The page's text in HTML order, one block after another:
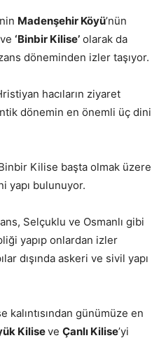
Madenşehir Köyü’nün
‘Binbir Kilise’ olarak da
döneminden izler taşıyor.
hacıların ziyaret
dönemin en önemli üç dini
Kilise başta olmak üzere
yapı bulunuyor.
Selçuklu ve Osmanlı gibi
yapıp onlardan izler
dışında askeri ve sivil yapı
kalıntısından günümüze en
Kiliseve Çanlı Kilise’yi